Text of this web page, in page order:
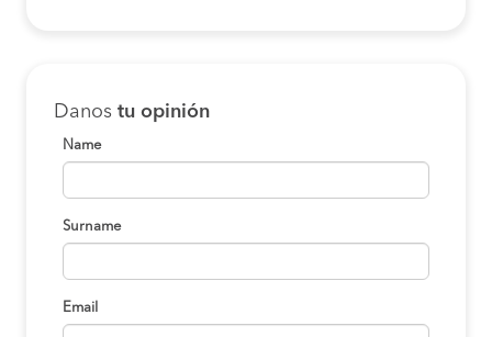
Danos tu opinión
Name
Surname
Email